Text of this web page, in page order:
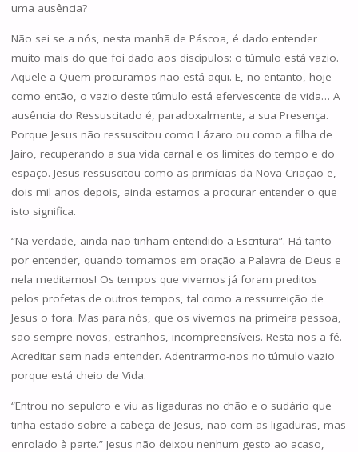
uma ausência?
Não sei se a nós, nesta manhã de Páscoa, é dado entender
muito mais do que foi dado aos discípulos: o túmulo está vazio.
Aquele a Quem procuramos não está aqui. E, no entanto, hoje
como então, o vazio deste túmulo está efervescente de vida… A
ausência do Ressuscitado é, paradoxalmente, a sua Presença.
Porque Jesus não ressuscitou como Lázaro ou como a filha de
Jairo, recuperando a sua vida carnal e os limites do tempo e do
espaço. Jesus ressuscitou como as primícias da Nova Criação e,
dois mil anos depois, ainda estamos a procurar entender o que
isto significa.
“Na verdade, ainda não tinham entendido a Escritura”. Há tanto
por entender, quando tomamos em oração a Palavra de Deus e
nela meditamos! Os tempos que vivemos já foram preditos
pelos profetas de outros tempos, tal como a ressurreição de
Jesus o fora. Mas para nós, que os vivemos na primeira pessoa,
são sempre novos, estranhos, incompreensíveis. Resta-nos a fé.
Acreditar sem nada entender. Adentrarmo-nos no túmulo vazio
porque está cheio de Vida.
“Entrou no sepulcro e viu as ligaduras no chão e o sudário que
tinha estado sobre a cabeça de Jesus, não com as ligaduras, mas
enrolado à parte.” Jesus não deixou nenhum gesto ao acaso,